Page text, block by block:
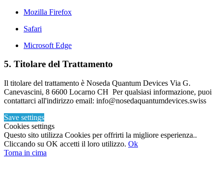
Mozilla Firefox
Safari
Microsoft Edge
5. Titolare del Trattamento
Il titolare del trattamento è Noseda Quantum Devices Via G.
Canevascini, 8 6600 Locarno CH Per qualsiasi informazione, puoi
contattarci all'indirizzo email: info@nosedaquantumdevices.swiss
Save settings
Cookies settings
Questo sito utilizza Cookies per offrirti la migliore esperienza..
Cliccando su OK accetti il loro utilizzo. Ok
Torna in cima